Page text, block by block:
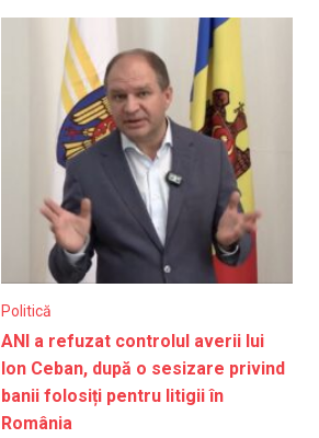
Politică
ANI a refuzat controlul averii lui
Ion Ceban, după o sesizare privind
banii folosiți pentru litigii în
România